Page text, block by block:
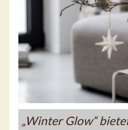
„Winter Glow“